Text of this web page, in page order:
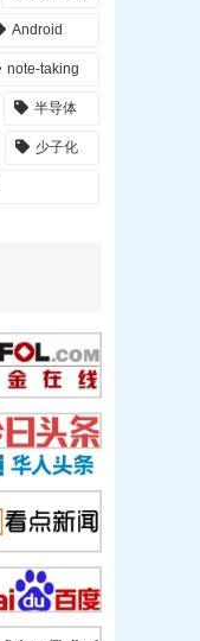
Android
note-taking
半导体
少子化